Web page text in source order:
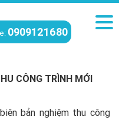
0909121680
nghiệm thu công trình MỚI
CÔNG TRÌNH MỚI
bản nghiệm thu công